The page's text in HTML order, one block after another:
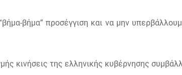
βήμα” προσέγγιση και να μην
κινήσεις της ελληνικής κυβέρνησης